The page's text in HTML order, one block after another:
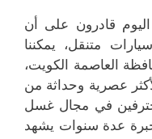
قادرون على أن
متنقل، يمكننا
العاصمة الكويت،
عصرية وحداثة من
في مجال غسل
خبرة عدة سنوات يشهد